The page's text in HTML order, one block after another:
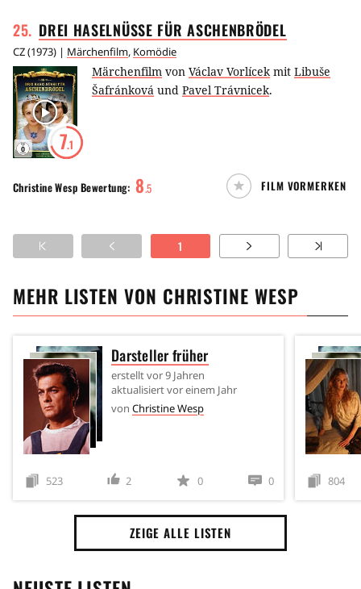
25. DREI HASELNÜSSE FÜRASCHENBRÖDEL
CZ(1973) | Märchenfilm, Komödie
7.1
Märchenfilm von Václav Vorlícekmit Libuše
Šafránková und Pavel Trávnicek.
Christine Wesp Bewertung: 8.5 FILM VORMERKEN
1
MEHR LISTEN VON CHRISTINE WESP
Darsteller früher
erstelltvor 9 Jahren
aktualisiertvor einem Jahr
von Christine Wesp
523 2 0 0 804
ZEIGE ALLE LISTEN